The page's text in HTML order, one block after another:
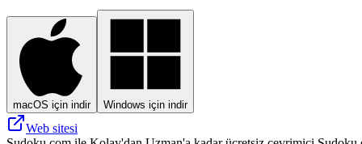
macOS için indir Windows için indir
Web sitesi